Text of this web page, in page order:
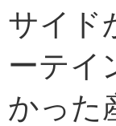
サイド
ーテイ
かった